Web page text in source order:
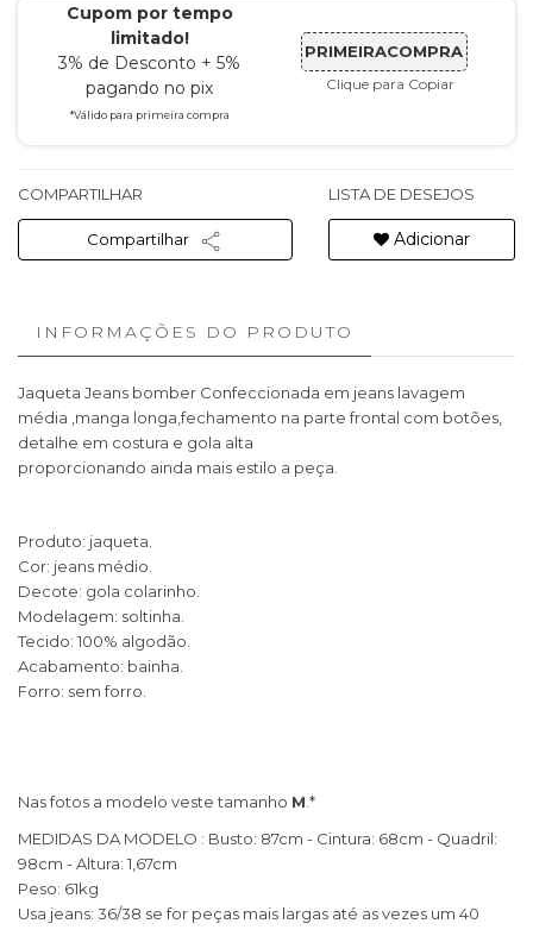
Cupom por tempo
limitado!
3% de Desconto + 5%
pagando no pix
*Válido para primeira compra
PRIMEIRACOMPRA
Clique para Copiar
COMPARTILHAR
Compartilhar
LISTA DE DESEJOS
Adicionar
INFORMAÇÕES DO PRODUTO
Jaqueta Jeans bomber Confeccionada em jeans lavagem
média ,manga longa,fechamento na parte frontal com botões,
detalhe em costura e gola alta
proporcionando ainda mais estilo a peça.
Produto: jaqueta.
Cor: jeans médio.
Decote: gola colarinho.
Modelagem: soltinha.
Tecido: 100% algodão.
Acabamento: bainha.
Forro: sem forro.
Nas fotos a modelo veste tamanho M .*
​MEDIDAS DA MODELO : Busto: 87cm - Cintura: 68cm - Quadril:
98cm - Altura: 1,67cm
Peso: 61kg
Usa jeans: 36/38 se for peças mais largas até as vezes um 40